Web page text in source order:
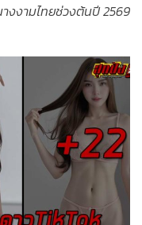
งงามไทยช่วงต้นปี 2569